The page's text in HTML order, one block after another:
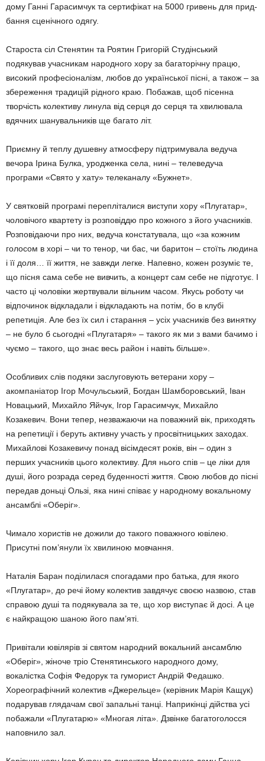
дому Ганні Гарасимчук та сертифікат на 5000 гривень для прид­
бання сценічного одягу.
Староста сіл Стенятин та Роятин Григорій Студінський
подякував учасникам народного хору за багаторічну працю,
високий професі­оналізм, любов до української пісні, а також – за
збереження традицій рідного краю. Побажав, щоб пісенна
творчість колективу линула від серця до серця та хвилювала
вдячних шанувальників ще багато літ.
Приємну й теплу душевну атмосферу підтримувала ведуча
вечора Ірина Булка, уродженка села, нині – телеведуча
програми «Свято у хату» телеканалу «Бужнет».
У святковій програмі перепліталися висту­пи хору «Плугатар»,
чоловічого квартету із розповіддю про кожного з його учасників.
Розповідаючи про них, ведуча констатувала, що «за кожним
голосом в хорі – чи то тенор, чи бас, чи баритон – стоїть людина
і її до­ля… її життя, не завжди легке. Напевно, кожен розуміє те,
що пісня сама себе не вивчить, а концерт сам себе не підготує. І
часто ці чоловіки жертвували вільним часом. Якусь роботу чи
відпочинок відкладали і відкладають на потім, бо в клубі
репетиція. Але без їх сил і старання – усіх учасників без винятку
– не було б сьогодні «Плугата­ря» – такого як ми з вами бачимо і
чуємо – такого, що знає весь район і навіть більше».
Особливих слів подяки заслуговують вете­рани хору –
акомпаніатор Ігор Мочульський, Богдан Шамборовський, Іван
Новацький, Михайло Яйчук, Ігор Гарасимчук, Михайло
Козакевич. Вони тепер, незважаючи на по­важний вік, приходять
на репетиції і беруть активну участь у просвітницьких заходах.
Михайлові Козакевичу понад вісімдесят років, він – один з
перших учасників цього колективу. Для нього спів – це ліки для
душі, його розрада серед буденності життя. Свою любов до пісні
передав доньці Ользі, яка нині співає у народному вокальному
ансам­блі «Оберіг».
Чимало хористів не дожили до такого по­важного ювілею.
Присутні пом’янули їх хви­линою мовчання.
Наталія Баран поділилася спогадами про батька, для якого
«Плугатар», до речі йому колектив завдячує своєю назвою, став
спра­вою душі та подякувала за те, що хор висту­пає й досі. А це
є найкращою шаною його пам’яті.
Привітали ювілярів зі святом народний вокальний ансамблю
«Оберіг», жіноче тріо Стенятинського народного дому,
вокалістка Софія Федорук та гуморист Андрій Федашко.
Хореографічний колектив «Джерельце» (керівник Марія Кащук)
подарував глядачам свої запальні танці. Наприкінці дійства усі
побажали «Плугатарю» «Многая літа». Дзвінке багатоголосся
наповнило зал.